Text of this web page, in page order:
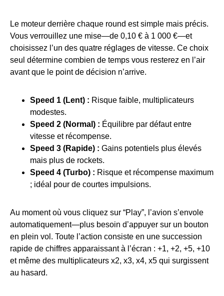
Le moteur derrière chaque round est simple mais précis.
Vous verrouillez une mise—de 0,10 € à 1 000 €—et
choisissez l’un des quatre réglages de vitesse. Ce choix
seul détermine combien de temps vous resterez en l’air
avant que le point de décision n’arrive.
Speed 1 (Lent) : Risque faible, multiplicateurs
modestes.
Speed 2 (Normal) : Équilibre par défaut entre
vitesse et récompense.
Speed 3 (Rapide) : Gains potentiels plus élevés
mais plus de rockets.
Speed 4 (Turbo) : Risque et récompense maximum
; idéal pour de courtes impulsions.
Au moment où vous cliquez sur “Play”, l’avion s’envole
automatiquement—plus besoin d’appuyer sur un bouton
en plein vol. Toute l’action consiste en une succession
rapide de chiffres apparaissant à l’écran : +1, +2, +5, +10
et même des multiplicateurs x2, x3, x4, x5 qui surgissent
au hasard.